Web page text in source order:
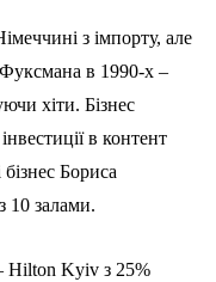
з імпорту, але
Фуксмана в 1990-х –
хіти. Бізнес
в контент
Бориса
10 залами.
Hilton Kyiv з 25%